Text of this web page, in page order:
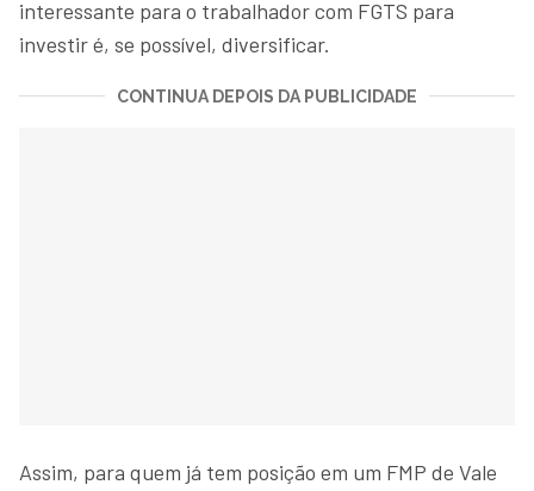
interessante para o trabalhador com FGTS para
investir é, se possível, diversificar.
CONTINUA DEPOIS DA PUBLICIDADE
Assim, para quem já tem posição em um FMP de Vale